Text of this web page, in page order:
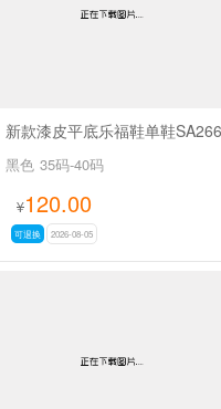
黑色 35码-40码
¥120.00
可退换 2026-08-05